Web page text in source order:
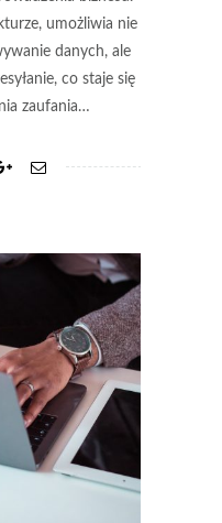
umożliwia nie
danych, ale
co staje się
zaufania…